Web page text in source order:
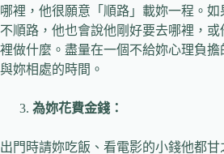
哪裡，他很願意「順路」載妳一程。如
不順路，他也會說他剛好要去哪裡，或
裡做什麼。盡量在一個不給妳心理負擔
與妳相處的時間。
為妳花費金錢：
出門時請妳吃飯、看電影的小錢他都甘